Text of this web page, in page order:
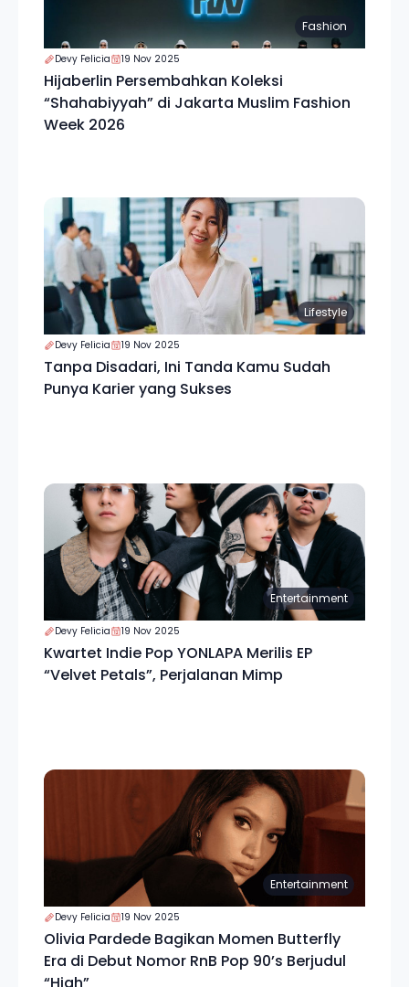
Fashion
Devy Felicia 19 Nov 2025
Hijaberlin Persembahkan Koleksi
“Shahabiyyah” di Jakarta Muslim Fashion
Week 2026
Lifestyle
Devy Felicia 19 Nov 2025
Tanpa Disadari, Ini Tanda Kamu Sudah
Punya Karier yang Sukses
Entertainment
Devy Felicia 19 Nov 2025
Kwartet Indie Pop YONLAPA Merilis EP
“Velvet Petals”, Perjalanan Mimp
Entertainment
Devy Felicia 19 Nov 2025
Olivia Pardede Bagikan Momen Butterfly
Era di Debut Nomor RnB Pop 90’s Berjudul